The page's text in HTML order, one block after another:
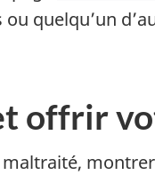
quelqu’un
offrir